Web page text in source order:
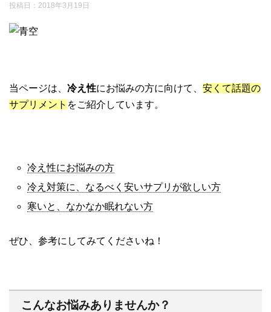
投稿日： 2018年3月19日
当ページは、 冷え性にお悩みの方に向けて、 安くて話題の
サプリメント をご紹介しています。
冷え性にお悩みの方
冷え対策に、なるべく安いサプリが欲しい方
寒いと、なかなか眠れない方
ぜひ、参考にしてみてくださいね！
こんなお悩みありませんか？